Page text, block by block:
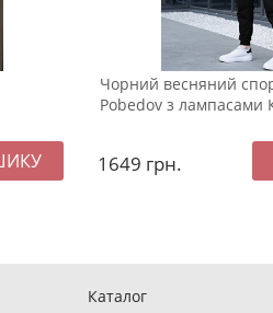
Чорний весняний
Pobedov з лампасами
1649 грн.
Каталог